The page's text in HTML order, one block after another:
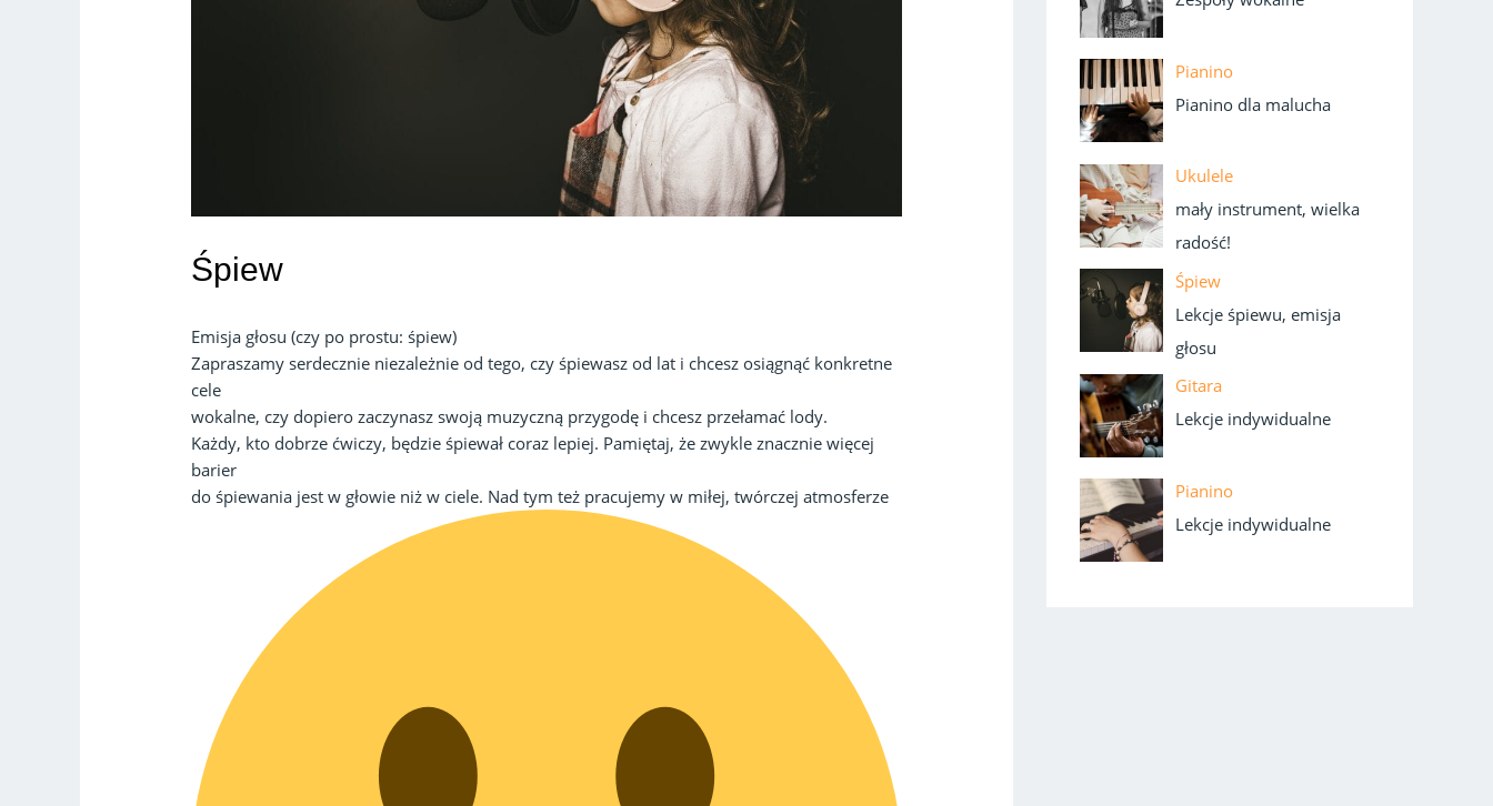
Śpiew
Emisja głosu (czy po prostu: śpiew)
Zapraszamy serdecznie niezależnie od tego, czy śpiewasz od lat i chcesz osiągnąć konkretne
cele
wokalne, czy dopiero zaczynasz swoją muzyczną przygodę i chcesz przełamać lody.
Każdy, kto dobrze ćwiczy, będzie śpiewał coraz lepiej. Pamiętaj, że zwykle znacznie więcej
barier
do śpiewania jest w głowie niż w ciele. Nad tym też pracujemy w miłej, twórczej atmosferze
Pianino
Pianino dla malucha
Ukulele
mały instrument, wielka
radość!
Śpiew
Lekcje śpiewu, emisja
głosu
Gitara
Lekcje indywidualne
Pianino
Lekcje indywidualne